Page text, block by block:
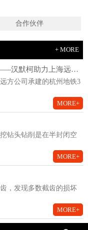
合作伙伴
+ MORE
力上海远方杭州地铁项目
方公司承建的杭州地铁3
MORE+
钻头钻削是在半封闭空
MORE+
，发现多数截齿的损坏
MORE+